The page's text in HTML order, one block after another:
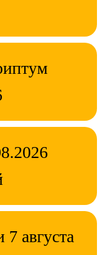
августа